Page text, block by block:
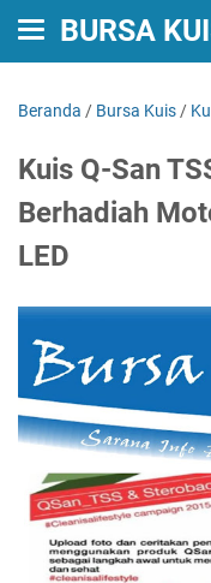
BURSA
Beranda / Bursa Kuis /
Kuis Q-San
Berhadiah
LED